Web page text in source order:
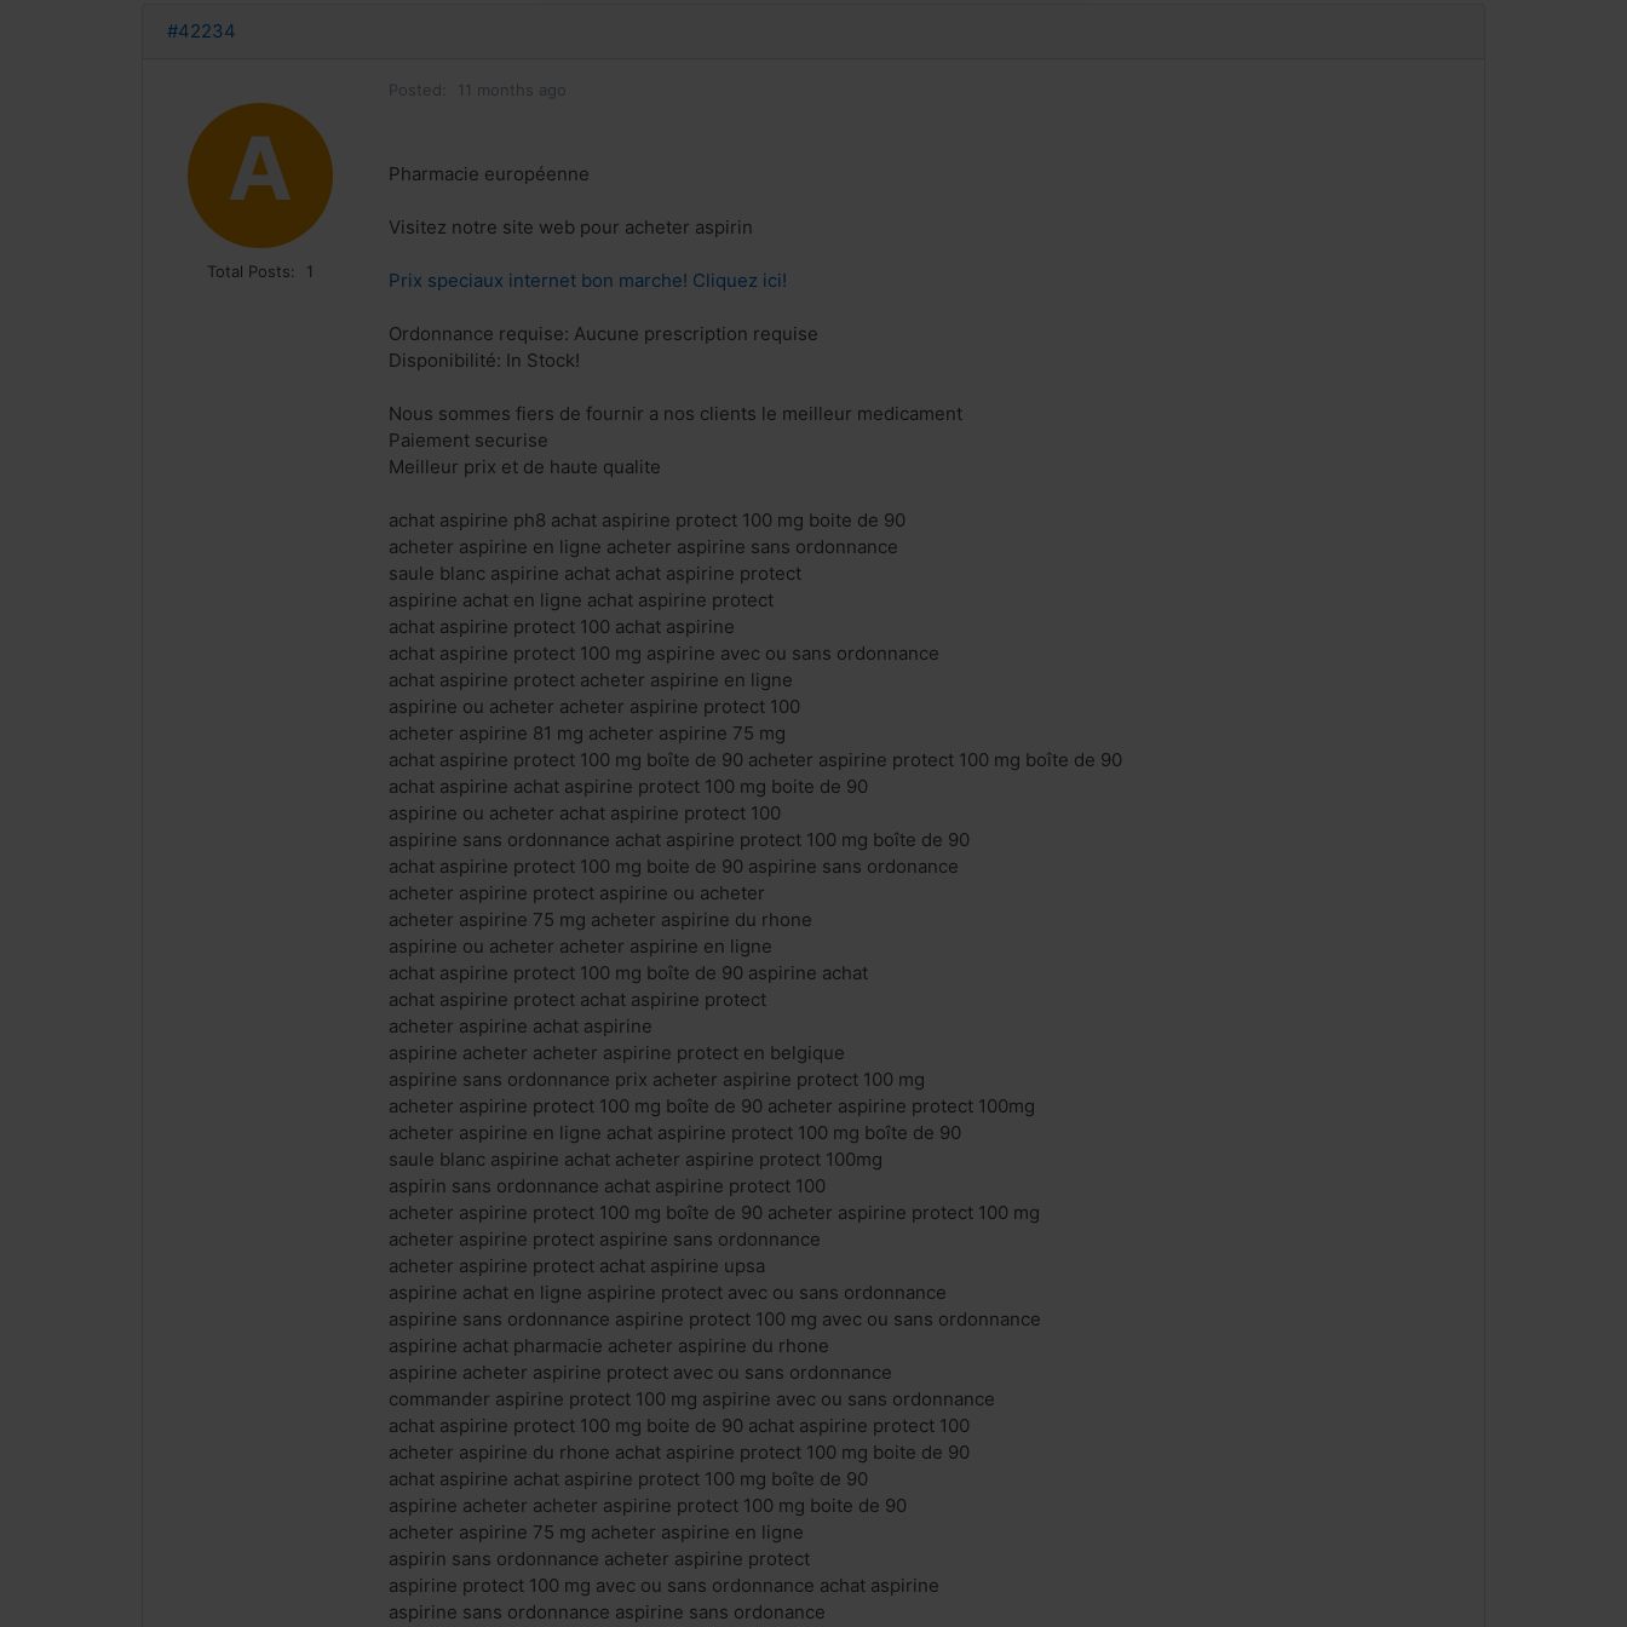
#42234
A
Total Posts: 1
Posted: 11 months ago
Pharmacie européenne
Visitez notre site web pour acheter aspirin
Prix speciaux internet bon marche! Cliquez ici!
Ordonnance requise: Aucune prescription requise
Disponibilité: In Stock!
Nous sommes fiers de fournir a nos clients le meilleur medicament
Paiement securise
Meilleur prix et de haute qualite
achat aspirine ph8 achat aspirine protect 100 mg boite de 90
acheter aspirine en ligne acheter aspirine sans ordonnance
saule blanc aspirine achat achat aspirine protect
aspirine achat en ligne achat aspirine protect
achat aspirine protect 100 achat aspirine
achat aspirine protect 100 mg aspirine avec ou sans ordonnance
achat aspirine protect acheter aspirine en ligne
aspirine ou acheter acheter aspirine protect 100
acheter aspirine 81 mg acheter aspirine 75 mg
achat aspirine protect 100 mg boîte de 90 acheter aspirine protect 100 mg boîte de 90
achat aspirine achat aspirine protect 100 mg boite de 90
aspirine ou acheter achat aspirine protect 100
aspirine sans ordonnance achat aspirine protect 100 mg boîte de 90
achat aspirine protect 100 mg boite de 90 aspirine sans ordonance
acheter aspirine protect aspirine ou acheter
acheter aspirine 75 mg acheter aspirine du rhone
aspirine ou acheter acheter aspirine en ligne
achat aspirine protect 100 mg boîte de 90 aspirine achat
achat aspirine protect achat aspirine protect
acheter aspirine achat aspirine
aspirine acheter acheter aspirine protect en belgique
aspirine sans ordonnance prix acheter aspirine protect 100 mg
acheter aspirine protect 100 mg boîte de 90 acheter aspirine protect 100mg
acheter aspirine en ligne achat aspirine protect 100 mg boîte de 90
saule blanc aspirine achat acheter aspirine protect 100mg
aspirin sans ordonnance achat aspirine protect 100
acheter aspirine protect 100 mg boîte de 90 acheter aspirine protect 100 mg
acheter aspirine protect aspirine sans ordonnance
acheter aspirine protect achat aspirine upsa
aspirine achat en ligne aspirine protect avec ou sans ordonnance
aspirine sans ordonnance aspirine protect 100 mg avec ou sans ordonnance
aspirine achat pharmacie acheter aspirine du rhone
aspirine acheter aspirine protect avec ou sans ordonnance
commander aspirine protect 100 mg aspirine avec ou sans ordonnance
achat aspirine protect 100 mg boite de 90 achat aspirine protect 100
acheter aspirine du rhone achat aspirine protect 100 mg boite de 90
achat aspirine achat aspirine protect 100 mg boîte de 90
aspirine acheter acheter aspirine protect 100 mg boite de 90
acheter aspirine 75 mg acheter aspirine en ligne
aspirin sans ordonnance acheter aspirine protect
aspirine protect 100 mg avec ou sans ordonnance achat aspirine
aspirine sans ordonnance aspirine sans ordonance